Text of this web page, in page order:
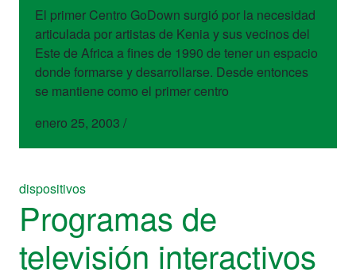
El primer Centro GoDown surgió por la necesidad
articulada por artistas de Kenia y sus vecinos del
Este de Africa a fines de 1990 de tener un espacio
donde formarse y desarrollarse. Desde entonces
se mantiene como el primer centro
enero 25, 2003 /
dispositivos
Programas de
televisión interactivos